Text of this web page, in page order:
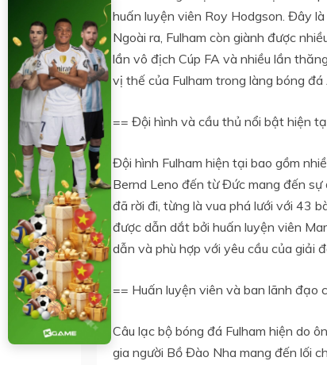
huấn luyện viên Roy Hodgson. Đây
Ngoài ra, Fulham còn giành được
lần vô địch Cúp FA và nhiều lần
vị thế của Fulham trong làng bóng
== Đội hình và cầu thủ nổi bật hiện
Đội hình Fulham hiện tại bao gồm
Bernd Leno đến từ Đức mang đến
đã rời đi, từng là vua phá lưới với 43
được dẫn dắt bởi huấn luyện viên
dẫn và phù hợp với yêu cầu của giải
== Huấn luyện viên và ban lãnh đạo
Câu lạc bộ bóng đá Fulham hiện do
gia người Bồ Đào Nha mang đến lối